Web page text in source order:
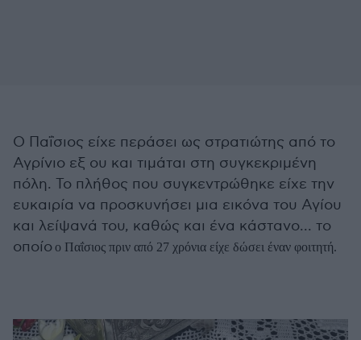
Ο Παΐσιος είχε περάσει ως στρατιώτης από το
Αγρίνιο εξ ου και τιμάται στη συγκεκριμένη
πόλη. Το πλήθος που συγκεντρώθηκε είχε την
ευκαιρία να προσκυνήσει μια εικόνα του Αγίου
και λείψανά του, καθώς και ένα κάστανο... το
οποίο ο Παΐσιος πριν από 27 χρόνια είχε δώσει έναν φοιτητή.